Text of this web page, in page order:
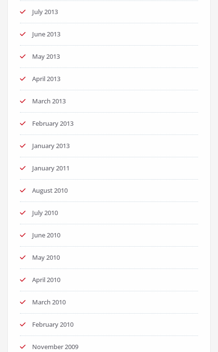
July 2013
June 2013
May 2013
April 2013
March 2013
February 2013
January 2013
January 2011
August 2010
July 2010
June 2010
May 2010
April 2010
March 2010
February 2010
November 2009